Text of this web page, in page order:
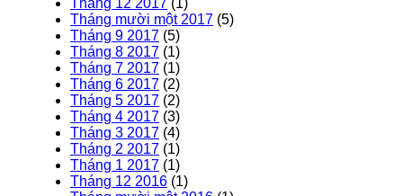
Tháng 12 2017 (1)
Tháng mười một 2017 (5)
Tháng 9 2017 (5)
Tháng 8 2017 (1)
Tháng 7 2017 (1)
Tháng 6 2017 (2)
Tháng 5 2017 (2)
Tháng 4 2017 (3)
Tháng 3 2017 (4)
Tháng 2 2017 (1)
Tháng 1 2017 (1)
Tháng 12 2016 (1)